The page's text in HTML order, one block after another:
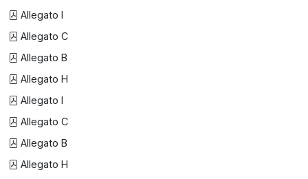
Allegato I
Allegato C
Allegato B
Allegato H
Allegato I
Allegato C
Allegato B
Allegato H